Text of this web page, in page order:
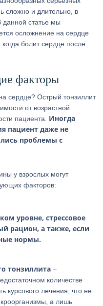
сложно и длительно, в
статье мы
осложнение на сердце
болит сердце после
факторы
сердце? Острый тонзиллит
от возрастной
пациента. Иногда
пациент даже не
проблемы с
у взрослых могут
факторов:
уровне, стрессовое
рацион, а также, если
нормы.
тонзиллита –
количестве
курсового лечения, что не
а лишь